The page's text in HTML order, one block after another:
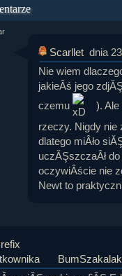
Scarllet dnia
Nie wiem
jakieÂś jego
czemu
).
rzeczy. Nigdy nie
dlatego miÂło
uczĂŞszczaÂł
oczywiÂście nie
Newt to